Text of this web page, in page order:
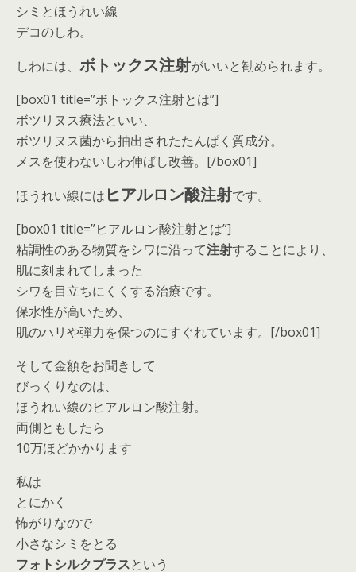
シミとほうれい線
デコのしわ。
しわには、 ボトックス注射がいいと勧められます。
[box01 title=”ボトックス注射とは”]
ボツリヌス療法といい、
ボツリヌス菌から抽出されたたんぱく質成分。
メスを使わないしわ伸ばし改善。[/box01]
ほうれい線には ヒアルロン酸注射です。
[box01 title=”ヒアルロン酸注射とは”]
粘調性のある物質をシワに沿って注射することにより、
肌に刻まれてしまった
シワを目立ちにくくする治療です。
保水性が高いため、
肌のハリや弾力を保つのにすぐれています。[/box01]
そして金額をお聞きして
びっくりなのは、
ほうれい線のヒアルロン酸注射。
両側ともしたら
10万ほどかかります
私は
とにかく
怖がりなので
小さなシミをとる
フォトシルクプラスという